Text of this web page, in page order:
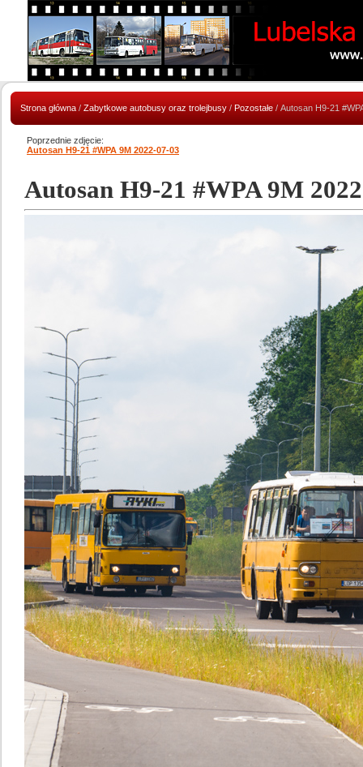
Strona główna / Zabytkowe autobusy oraz trolejbusy / Pozostałe / Autosan H9-21
Poprzednie zdjęcie:
Autosan H9-21 #WPA 9M 2022-07-03
Autosan H9-21 #WPA 9M